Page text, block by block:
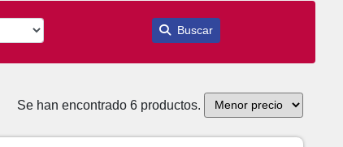
Buscar
Se han encontrado 6 productos.